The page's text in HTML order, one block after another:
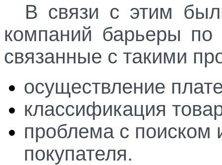
В связи с этим
компаний барьеры
связанные с такими
осуществление
классификация
проблема с поиском
покупателя.